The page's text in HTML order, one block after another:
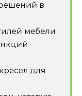
в
мебели
для